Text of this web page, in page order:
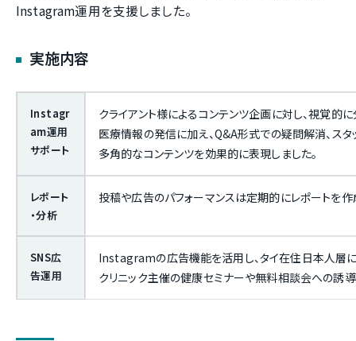
Instagram運用を支援しました。
実施内容
Instagr
am運用
サポート
クライアント様によるコンテンツ企画に対し、視覚的
医療情報の発信に加え、Q&A形式での疑問解消、スタ
多角的なコンテンツを効果的に表現しました。
レポート
・分析
投稿や広告のパフォーマンスは定期的にレポートを
SNS広
告運用
Instagramの広告機能を活用し、タイ在住日本人層に
クリニック主催の健康セミナーや無料相談会への誘導